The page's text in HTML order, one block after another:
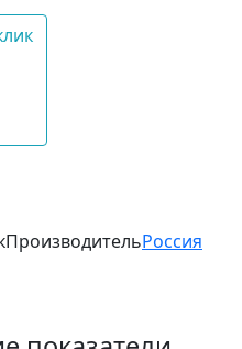
ПроизводительРоссия